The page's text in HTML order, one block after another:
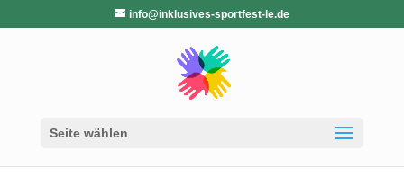
info@inklusives-sportfest-le.de
Seite wählen